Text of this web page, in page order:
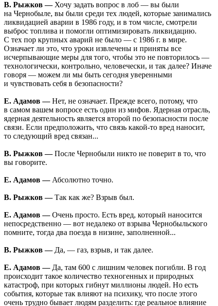
В. Рыжков —Хочу задать вопрос в лоб — вы были
на Чернобыле, вы были среди тех людей, которые занимались
ликвидацией аварии в 1986 году, и в том числе, смотрели
выброс топлива и помогли оптимизировать ликвидацию.
С тех пор крупных аварий не было — с 1986 г. в мире.
Означает ли это, что уроки извлечены и приняты все
исчерпывающие меры для того, чтобы это не повторилось —
технологически, контрольно, человечески, и так далее? Иначе
говоря — можем ли мы быть сегодня уверенными
и чувствовать себя в безопасности?
Е. Адамов —Нет, не означает. Прежде всего, потому, что
в самом вашем вопросе есть один из мифов. Ядерная отрасль,
ядерная деятельность является второй по безопасности после
связи. Если предположить, что связь какой-то вред наносит,
то следующий вред связан...
В. Рыжков —После Чернобыли никто не поверит в то, что
вы говорите.
Е. Адамов —Абсолютно точно.
В. Рыжков —Так как же? Взрыв был.
Е. Адамов —Очень просто. Есть вред, который наносится
непосредственно — вот недалеко от взрыва Чернобыльского
помните, тогда два поезда в низине, заполненной...
В. Рыжков —Да, — газ, взрыв, и так далее.
Е. Адамов —Да, там 600 с лишним человек погибли. В год
происходит такое количество техногенных и природных
катастроф, при которых гибнут миллионы людей. Но есть
события, которые так влияют на психику, что после этого
очень трудно бывает людям разделить: где реальное влияние